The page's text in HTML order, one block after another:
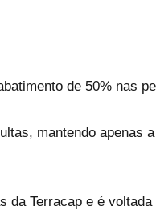
de 50% nas
mantendo apenas
da Terracap e é